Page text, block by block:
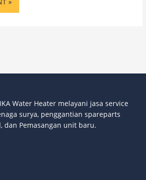
Water Heater melayani jasa service
surya, penggantian spareparts
dan Pemasangan unit baru.